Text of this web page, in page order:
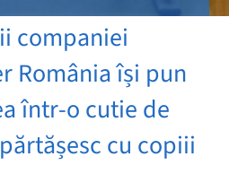
companiei
România își pun
într-o cutie de
cu copiii